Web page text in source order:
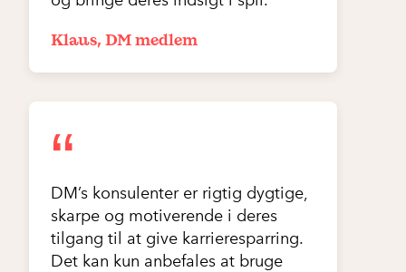
Klaus, DM medlem
“
DM’s konsulenter er rigtig dygtige,
skarpe og motiverende i deres
tilgang til at give karrieresparring.
Det kan kun anbefales at bruge